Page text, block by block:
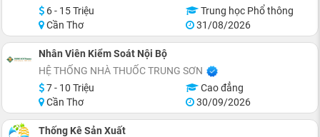
6 - 15 Triệu
Trung học Phổ thông
Cần Thơ
31/08/2026
Nhân Viên Kiểm Soát Nội Bộ
HỆ THỐNG NHÀ THUỐC TRUNG SƠN
7 - 10 Triệu
Cao đẳng
Cần Thơ
30/09/2026
Thống Kê Sản Xuất